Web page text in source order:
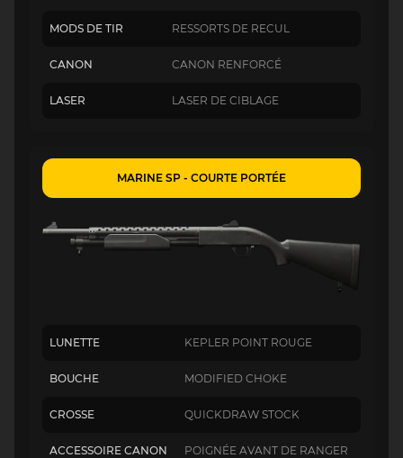
MODS DE TIR RESSORTS DE RECUL
CANON CANON RENFORCÉ
LASER LASER DE CIBLAGE
MARINE SP - COURTE PORTÉE
LUNETTE KEPLER POINT ROUGE
BOUCHE MODIFIED CHOKE
CROSSE QUICKDRAW STOCK
ACCESSOIRE CANON POIGNÉE AVANT DE RANGER